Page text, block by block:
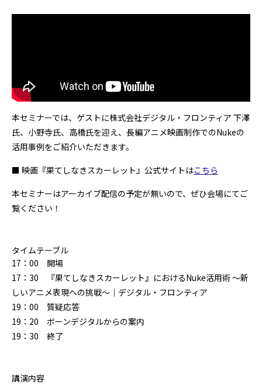
本セミナーでは、ゲストに株式会社デジタル・フロンティア 下澤
氏、小野寺氏、高橋氏を迎え、長編アニメ映画制作でのNukeの
活用事例をご紹介いただきます。
■ 映画『果てしなきスカーレット』公式サイトはこちら
本セミナーはアーカイブ配信の予定が無いので、ぜひ会場にてご
覧ください！
タイムテーブル
17：00 開場
17：30 『果てしなきスカーレット』におけるNuke活用術 〜新
しいアニメ表現への挑戦〜｜ デジタル・フロンティア
19：00 質疑応答
19：20 ボーンデジタルからの案内
19：30 終了
講演内容